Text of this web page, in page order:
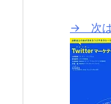
→ 次は